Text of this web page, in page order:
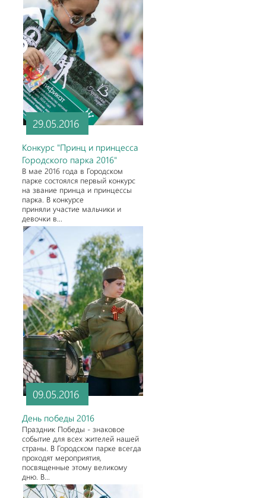
29.05.2016
Конкурс "Принц и принцесса
Городского парка 2016"
В мае 2016 года в Городском
парке состоялся первый конкурс
на звание принца и принцессы
парка. В конкурсе
приняли участие мальчики и
девочки в...
09.05.2016
День победы 2016
Праздник Победы - знаковое
событие для всех жителей нашей
страны. В Городском парке всегда
проходят мероприятия,
посвященные этому великому
дню. В...